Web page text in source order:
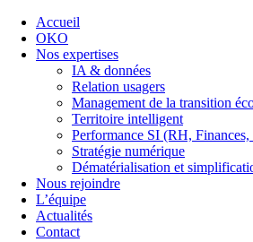
Accueil
OKO
Nos expertises
IA & données
Relation usagers
Management de la transition
Territoire intelligent
Performance SI (RH,
Stratégie numérique
Dématérialisation et
Nous rejoindre
L’équipe
Actualités
Contact